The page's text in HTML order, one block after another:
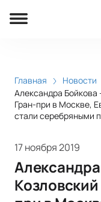
Главная
Новости
Александра Бойкова
Гран-при в Москве,
стали серебряными
17 ноября 2019